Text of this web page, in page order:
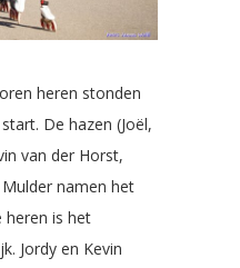
heren stonden
De hazen (Joël,
van der Horst,
namen het
heren is het
Jordy en Kevin